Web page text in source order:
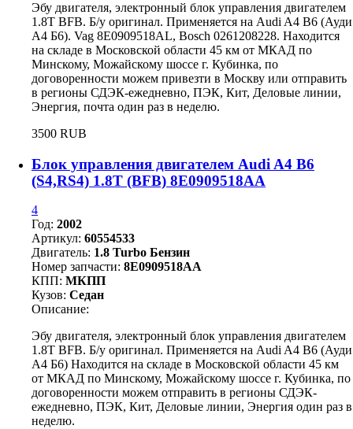
Эбу двигателя, электронный блок управления двигателем
1.8T BFB. Б/у оригинал. Применяется на Audi A4 B6 (Ауди
А4 Б6). Vag 8E0909518AL, Bosch 0261208228. Находится
на складе в Московской области 45 км от МКАД по
Минскому, Можайскому шоссе г. Кубинка, по
договоренности можем привезти в Москву или отправить
в регионы СДЭК-ежедневно, ПЭК, Кит, Деловые линии,
Энергия, почта один раз в неделю.
3500 RUB
Блок управления двигателем Audi A4 B6
(S4,RS4) 1.8T (BFB) 8E0909518AA
4
Год: 2002
Артикул: 60554533
Двигатель: 1.8 Turbo Бензин
Номер запчасти: 8E0909518AA
КПП: МКПП
Кузов: Седан
Описание:
Эбу двигателя, электронный блок управления двигателем
1.8T BFB. Б/у оригинал. Применяется на Audi A4 B6 (Ауди
А4 Б6) Находится на складе в Московской области 45 км
от МКАД по Минскому, Можайскому шоссе г. Кубинка, по
договоренности можем отправить в регионы СДЭК-
ежедневно, ПЭК, Кит, Деловые линии, Энергия один раз в
неделю.